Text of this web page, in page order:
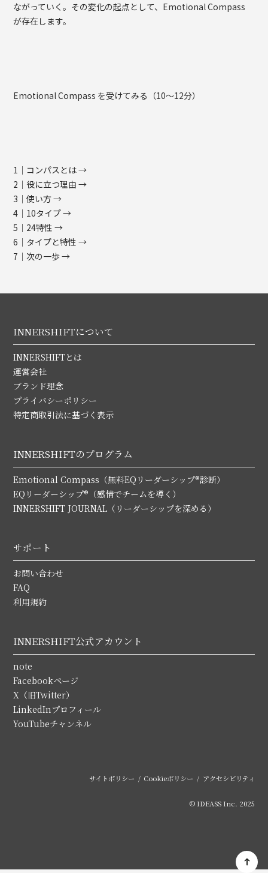
ながっていく。その変化の起点として、Emotional Compass
が存在します。
Emotional Compass を受けてみる（10〜12分）
1｜コンパスとは →
2｜役に立つ理由 →
3｜使い方 →
4｜10タイプ →
5｜24特性 →
6｜タイプと特性 →
7｜次の一歩 →
INNERSHIFTについて
INNERSHIFTとは
運営会社
ブランド理念
プライバシーポリシー
特定商取引法に基づく表示
INNERSHIFTのプログラム
Emotional Compass（無料EQリーダーシップ®診断）
EQリーダーシップ®（感情でチームを導く）
INNERSHIFT JOURNAL（リーダーシップを深める）
サポート
お問い合わせ
FAQ
利用規約
INNERSHIFT公式アカウント
note
Facebookページ
X（旧Twitter）
LinkedInプロフィール
YouTubeチャンネル
サイトポリシー Cookieポリシー アクセシビリティ
© IDEASS Inc. 2025